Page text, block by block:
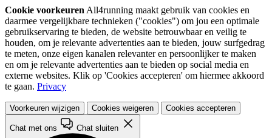
Cookie voorkeuren All4running maakt gebruik van cookies en
daarmee vergelijkbare technieken ("cookies") om jou een optimale
gebruikservaring te bieden, de website betrouwbaar en veilig te
houden, om je relevante advertenties aan te bieden, jouw surfgedrag
te meten, onze eigen kanalen relevanter en persoonlijker te maken
en om je relevante advertenties aan te bieden op social media en
externe websites. Klik op 'Cookies accepteren' om hiermee akkoord
te gaan. Privacy
Voorkeuren wijzigen Cookies weigeren Cookies accepteren
Chat met ons Chat sluiten